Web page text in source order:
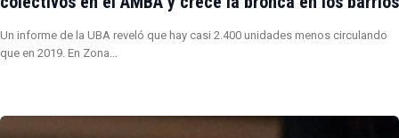
Un informe de la UBA reveló que hay casi 2.400 unidades menos circulando
que en 2019. En Zona…